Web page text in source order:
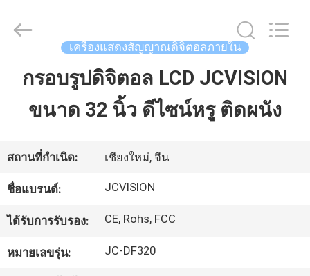
บ้าน
เกี่ยว
กับ
เรา
Shenzhen
Junction
เครื่องแสดงสัญญาณดิจิตอลภายใน
กรอบรูปดิจิตอล LCD JCVISION
ขนาด 32 นิ้ว ดีไซน์หรู ติดผนัง
สถานที่กำเนิด: เชียงใหม่, จีน
ชื่อแบรนด์: JCVISION
ได้รับการรับรอง: CE, Rohs, FCC
หมายเลขรุ่น: JC-DF320